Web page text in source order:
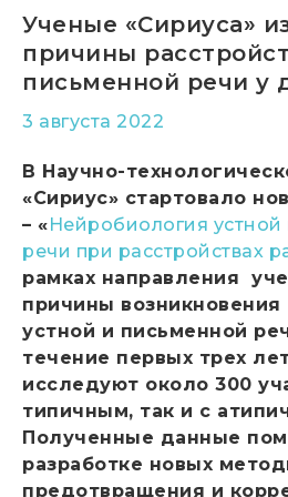
Ученые «Сириуса»
причины
письменной речи у
3 августа 2022
В Научно-
«Сириус» стартовало
– «Нейробиология
речи при расстройствах
рамках направления
причины возникновения
устной и письменной
течение первых трех
исследуют около 300
типичным, так и с
Полученные данные
разработке новых
предотвращения и